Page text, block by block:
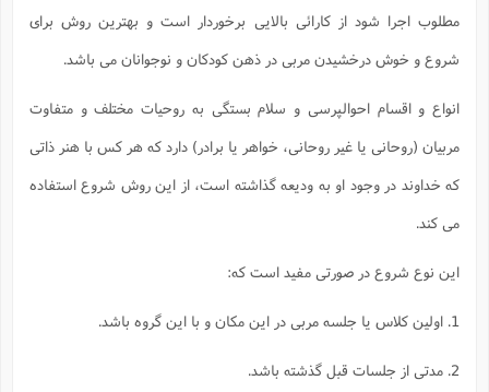
مطلوب اجرا شود از كارائى بالايى برخوردار است و بهترين روش براى
شروع و خوش درخشيدن مربى در ذهن كودكان و نوجوانان مى باشد.
انواع و اقسام احوالپرسى و سلام بستگى به روحيات مختلف و متفاوت
مربيان (روحانى يا غير روحانى، خواهر يا برادر) دارد كه هر كس با هنر ذاتى
كه خداوند در وجود او به وديعه گذاشته است، از اين روش شروع استفاده
مى كند.
اين نوع شروع در صورتى مفيد است كه:
1. اولين كلاس يا جلسه مربى در اين مكان و با اين گروه باشد.
2. مدتى از جلسات قبل گذشته باشد.